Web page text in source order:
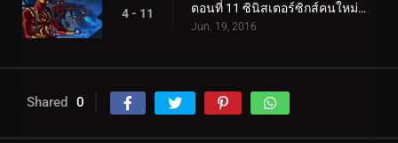
4 - 11 ตอนที่ 11 ซินิสเตอร์ซิกส์คนใหม่ (2)
Jun. 19, 2016
Shared 0